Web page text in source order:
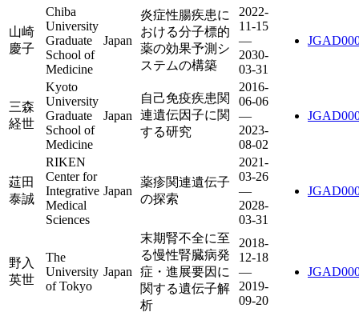
山崎
慶子
Chiba
University
Graduate
School of
Medicine
Japan
炎症性腸疾患に
おける分子標的
薬の効果予測シ
ステムの構築
2022-
11-15
—
2030-
03-31
三森
経世
Kyoto
University
Graduate
School of
Medicine
Japan
自己免疫疾患関
連遺伝因子に関
する研究
2016-
06-06
—
2023-
08-02
莚田
泰誠
RIKEN
Center for
Integrative
Medical
Sciences
Japan
薬疹関連遺伝子
の探索
2021-
03-26
—
2028-
03-31
野入
英世
The
University
of Tokyo
Japan
末期腎不全に至
る慢性腎臓病発
症・進展要因に
関する遺伝子解
析
2018-
12-18
—
2019-
09-20